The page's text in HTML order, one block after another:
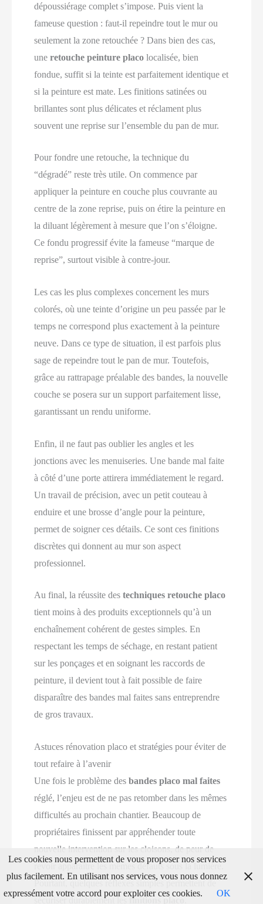
dépoussiérage complet s’impose. Puis vient la
fameuse question : faut‑il repeindre tout le mur ou
seulement la zone retouchée ? Dans bien des cas,
uneretouche peinture placo localisée, bien
fondue, suffit si la teinte est parfaitement identique et
si la peinture est mate. Les finitions satinées ou
brillantes sont plus délicates et réclament plus
souvent une reprise sur l’ensemble du pan de mur.
Pour fondre une retouche, la technique du
“dégradé” reste très utile. On commence par
appliquer la peinture en couche plus couvrante au
centre de la zone reprise, puis on étire la peinture en
la diluant légèrement à mesure que l’on s’éloigne.
Ce fondu progressif évite la fameuse “marque de
reprise”, surtout visible à contre‑jour.
Les cas les plus complexes concernent les murs
colorés, où une teinte d’origine un peu passée par le
temps ne correspond plus exactement à la peinture
neuve. Dans ce type de situation, il est parfois plus
sage de repeindre tout le pan de mur. Toutefois,
grâce au rattrapage préalable des bandes, la nouvelle
couche se posera sur un support parfaitement lisse,
garantissant un rendu uniforme.
Enfin, il ne faut pas oublier les angles et les
jonctions avec les menuiseries. Une bande mal faite
à côté d’une porte attirera immédiatement le regard.
Un travail de précision, avec un petit couteau à
enduire et une brosse d’angle pour la peinture,
permet de soigner ces détails. Ce sont ces finitions
discrètes qui donnent au mur son aspect
professionnel.
Au final, la réussite destechniques retouche placo
tient moins à des produits exceptionnels qu’à un
enchaînement cohérent de gestes simples. En
respectant les temps de séchage, en restant patient
sur les ponçages et en soignant les raccords de
peinture, il devient tout à fait possible de faire
disparaître des bandes mal faites sans entreprendre
de gros travaux.
Astuces rénovation placo et stratégies pour éviter de
tout refaire à l’avenir
Une fois le problème desbandes placo mal faites
réglé, l’enjeu est de ne pas retomber dans les mêmes
difficultés au prochain chantier. Beaucoup de
propriétaires finissent par appréhender toute
nouvelle intervention sur les cloisons, de peur de
revoir apparaître les mêmes défauts sous la lumière.
Pourtant, quelques réflexes simples permettent de
sécuriser durablement les
finitions placo
Les cookies nous permettent de vous proposer nos services
plus facilement. En utilisant nos services, vous nous donnez
expressément votre accord pour exploiter ces cookies.
OK